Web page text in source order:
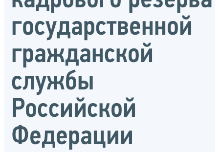
государственной
гражданской
службы
Российской
Федерации